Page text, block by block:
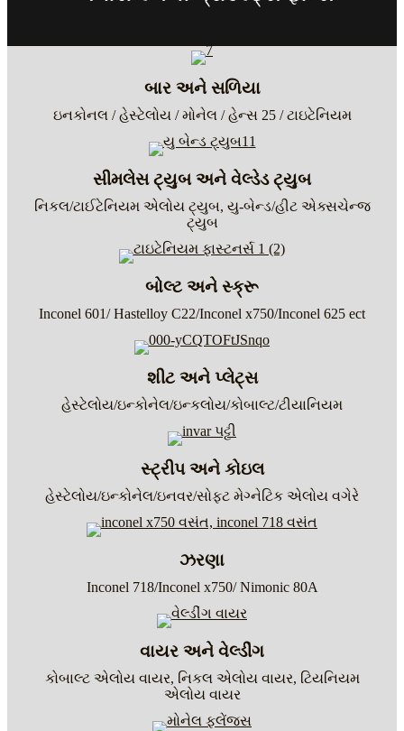
બાર અને સળિયા
ઇનકોનલ / હેસ્ટેલોય / મોનેલ / હેન્સ 25 / ટાઇટેનિયમ
સીમલેસ ટ્યુબ અને વેલ્ડેડ ટ્યુબ
નિકલ/ટાઈટેનિયમ એલોય ટ્યુબ, યુ-બેન્ડ/હીટ એક્સચેન્જ
ટ્યુબ
બોલ્ટ અને સ્ક્રૂ
Inconel 601/ Hastelloy C22/Inconel x750/Inconel 625 ect
શીટ અને પ્લેટ્સ
હેસ્ટેલોય/ઇન્કોનેલ/ઇન્કલોય/કોબાલ્ટ/ટીયાનિયમ
સ્ટ્રીપ અને કોઇલ
હેસ્ટેલોય/ઇન્કોનેલ/ઇનવર/સોફ્ટ મેગ્નેટિક એલોય વગેરે
ઝરણા
Inconel 718/Inconel x750/ Nimonic 80A
વાયર અને વેલ્ડીંગ
કોબાલ્ટ એલોય વાયર, નિકલ એલોય વાયર, ટિયનિયમ
એલોય વાયર